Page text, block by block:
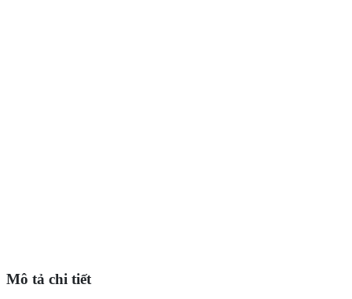
Mô tả chi tiết